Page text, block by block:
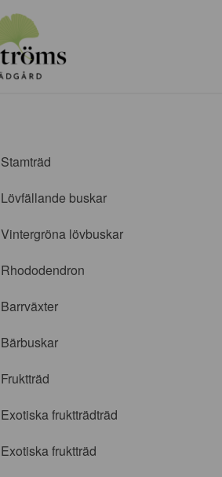
Stamträd
Lövfällande buskar
Vintergröna lövbuskar
Rhododendron
Barrväxter
Bärbuskar
Fruktträd
Exotiska fruktträdträd
Exotiska fruktträd